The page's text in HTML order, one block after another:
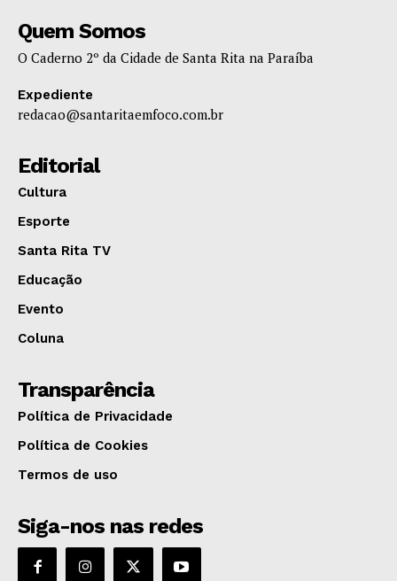
Quem Somos
O Caderno 2º da Cidade de Santa Rita na Paraíba
Expediente
redacao@santaritaemfoco.com.br
Editorial
Cultura
Esporte
Santa Rita TV
Educação
Evento
Coluna
Transparência
Política de Privacidade
Política de Cookies
Termos de uso
Siga-nos nas redes